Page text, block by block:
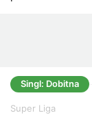
Singl: Dobitna
Super Liga